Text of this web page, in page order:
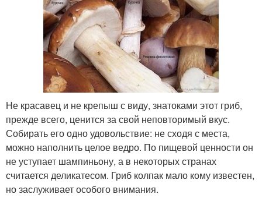
Не красавец и не крепыш с виду, знатоками этот гриб,
прежде всего, ценится за свой неповторимый вкус.
Собирать его одно удовольствие: не сходя с места,
можно наполнить целое ведро. По пищевой ценности он
не уступает шампиньону, а в некоторых странах
считается деликатесом. Гриб колпак мало кому известен,
но заслуживает особого внимания.